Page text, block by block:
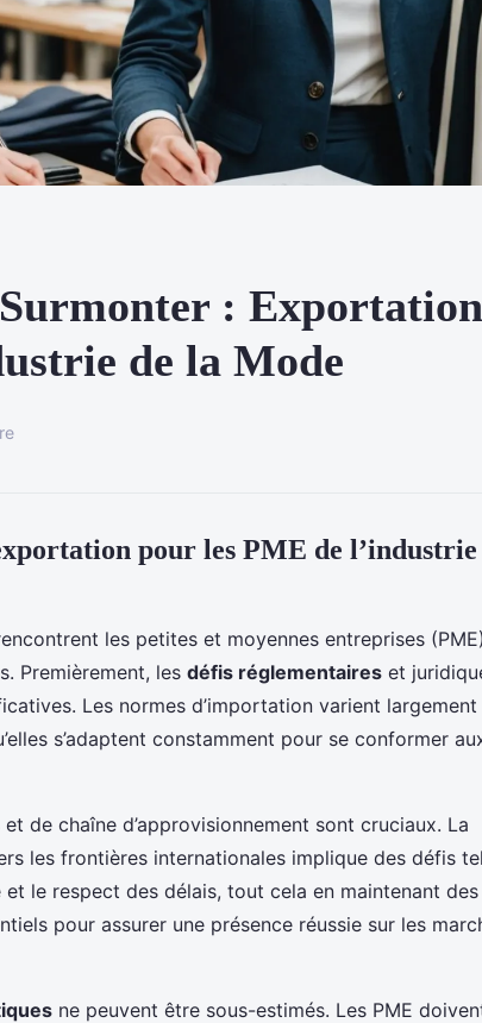
:
de la Mode
pour les PME de l’industrie
les petites et moyennes entreprises
Premièrement, les défis réglementaires et
Les normes d’importation varient largement
s’adaptent constamment pour se conformer
et de chaîne d’approvisionnement sont cruciaux. La
les frontières internationales implique des défis
le respect des délais, tout cela en maintenant
pour assurer une présence réussie sur les
ne peuvent être sous-estimés. Les PME